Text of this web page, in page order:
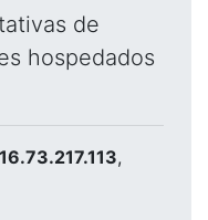
de
hospedados
,